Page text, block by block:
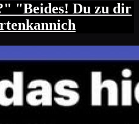
"Beides! Du zu dir